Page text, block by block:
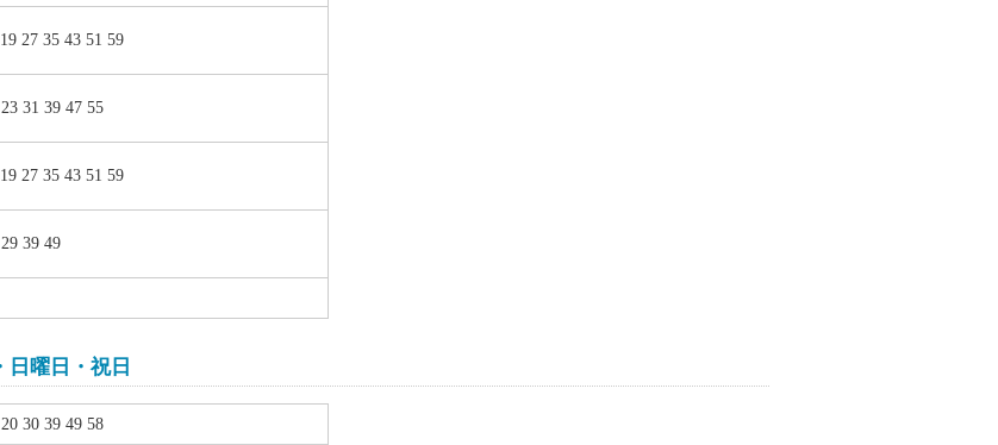
27 35 43 51 59
31 39 47 55
27 35 43 51 59
39 49
日曜日・祝日
30 39 49 58